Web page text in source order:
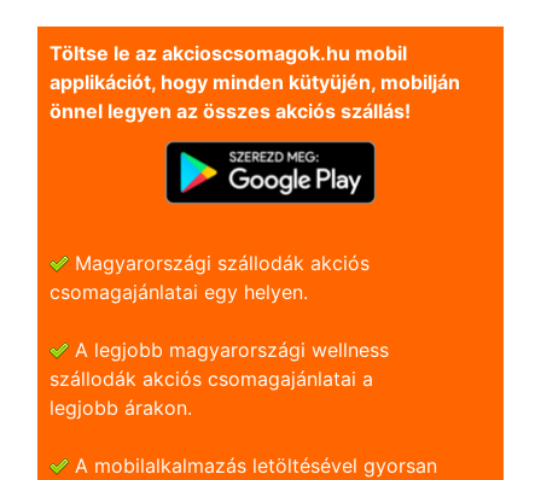
Töltse le az akcioscsomagok.hu mobil
applikációt, hogy minden kütyüjén, mobilján
önnel legyen az összes akciós szállás!
Magyarországi szállodák akciós
csomagajánlatai egy helyen.
A legjobb magyarországi wellness
szállodák akciós csomagajánlatai a
legjobb árakon.
A mobilalkalmazás letöltésével gyorsan